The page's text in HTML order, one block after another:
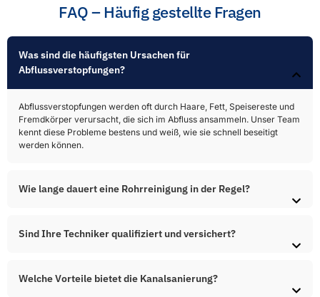
FAQ – Häufig gestellte Fragen
Was sind die häufigsten Ursachen für
Abflussverstopfungen?​
Abflussverstopfungen werden oft durch Haare, Fett, Speisereste und
Fremdkörper verursacht, die sich im Abfluss ansammeln. Unser Team
kennt diese Probleme bestens und weiß, wie sie schnell beseitigt
werden können.
Wie lange dauert eine Rohrreinigung in der Regel?
Sind Ihre Techniker qualifiziert und versichert?
Welche Vorteile bietet die Kanalsanierung?